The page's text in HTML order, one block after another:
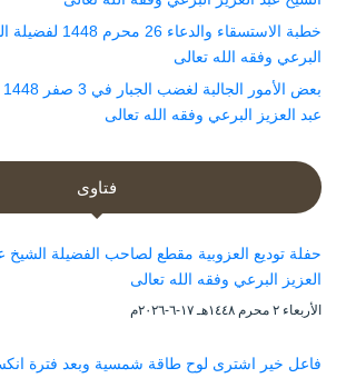
خطبة الاستسقاء
البرعي وفقه الله تعالى
عبد العزيز البرعي وفقه الله تعالى
فتاوى
حفلة توديع العزوبية مقطع لصاحب الفضيلة الشيخ
العزيز البرعي وفقه الله تعالى
الأربعاء ۲ محرم ۱٤٤۸هـ ۱۷-٦-۲۰۲٦م
فاعل خير اشترى لوح طاقة شمسية وبعد فترة